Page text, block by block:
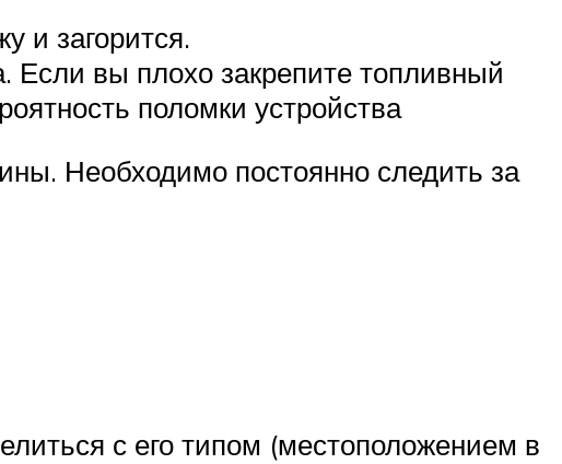
и загорится.
Если вы плохо закрепите топливный
поломки устройства
Необходимо постоянно следить за
с его типом (местоположением в